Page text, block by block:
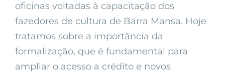
oficinas voltadas à capacitação dos
fazedores de cultura de Barra Mansa. Hoje
tratamos sobre a importância da
formalização, que é fundamental para
ampliar o acesso a crédito e novos